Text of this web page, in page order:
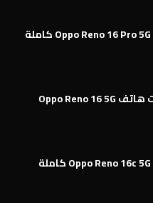
مواصفات وميزات هاتف Oppo Reno 16 5G